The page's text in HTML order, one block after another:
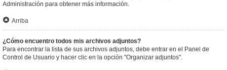
Administración para obtener más información.
Arriba
¿Cómo encuentro todos mis archivos adjuntos?
Para encontrar la lista de sus archivos adjuntos, debe entrar en el Panel de
Control de Usuario y hacer clic en la opción "Organizar adjuntos".